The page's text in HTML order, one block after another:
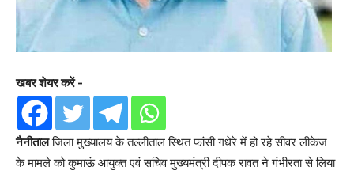
खबर शेयर करें -
नैनीतालजिला मुख्यालय के तल्लीताल स्थित फांसी गधेरे में हो रहे सीवर लीकेज
के मामले को कुमाऊं आयुक्त एवं सचिव मुख्यमंत्री दीपक रावत ने गंभीरता से लिया